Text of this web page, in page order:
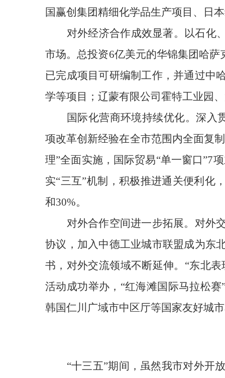
国赢创集团精细化学品生产项目、日
对外经济合作成效显著。
以石化
市场。总投资6亿美元的华锦集团哈
已完成项目可研编制工作， 并通过中
学等项目；辽蒙有限公司霍特工业园
国际化营商环境持续优化。深入
项改革创新经验在全市范围内全面复
理”全面实施，国际贸易“单一窗口”7
实“三互”机制，积极推进通关便利化
和30%。
对外合作空间进一步拓展。 对外
协议，加入中德工业城市联盟成为东
书，对外交流领域不断延伸。“东北
活动成功举办，“红海滩国际马拉松
韩国仁川广域市中区厅等国家友好城
“十三五”期间，虽然我市对外开